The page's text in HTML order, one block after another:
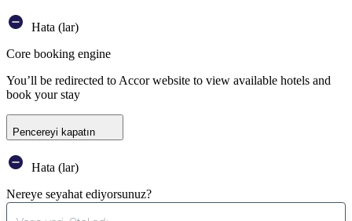
Hata (lar)
Core booking engine
You’ll be redirected to Accor website to view available hotels and
book your stay
Pencereyi kapatın
Hata (lar)
Nereye seyahat ediyorsunuz?